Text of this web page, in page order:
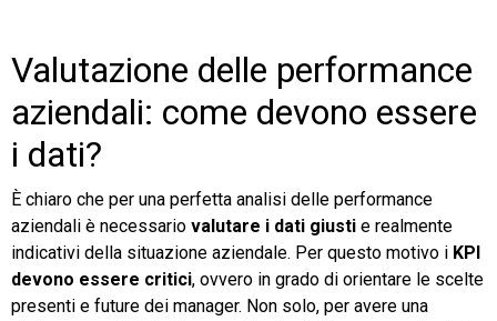
Valutazione delle performance
aziendali: come devono essere
i dati?
È chiaro che per una perfetta analisi delle performance
aziendali è necessario valutare i dati giusti e realmente
indicativi della situazione aziendale. Per questo motivo i KPI
devono essere critici, ovvero in grado di orientare le scelte
presenti e future dei manager. Non solo, per avere una